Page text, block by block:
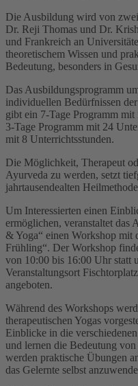
Die Ausbildung wird von
Dr. Reji Thomas und Dr.
und Frankreich an
theoretischem Wissen und
Bedeutung, besonders in
Das Ausbildungsprogramm
individuellen Bedürfnissen
gibt ein 7-Tage Programm
3-Tage Programm mit 24
mit 8 Unterrichtsstunden.
Die Möglichkeit, Therapeut
Ayurveda zu werden, setzt
jahrtausendealten
Um Interessierten einen
ermöglichen, veranstaltet das
& Yoga“ einen Workshop mit
Frühling“. Der Workshop
von 10:00 bis 16:00 Uhr statt
Veranstaltungsort
angeboten.
Während des Workshops
therapeutischen Yogas
Einblicke in die
und lernen die Bedeutung
werden praktische Übungen
das Gelernte selbst